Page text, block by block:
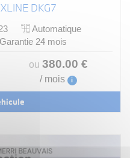
DKG7
Automatique
24 mois
ou 380.00 €
/ mois i